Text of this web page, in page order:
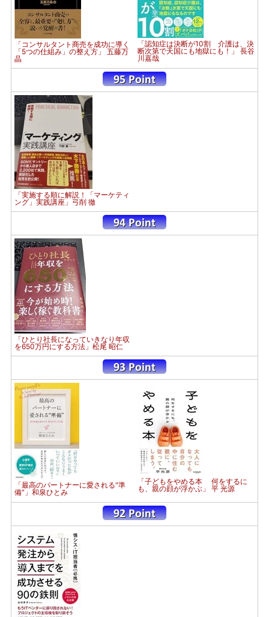
「コンサルタント商売を成功に導く
「5つの仕組み」の整え方」 五藤万
晶
「認知症は決断が10割 介護は、決
断次第で天国にも地獄にも！」 長谷
川嘉哉
「実施する順に解説！「マーケティ
ング」実践講座」弓削 徹
「ひとり社長になっていきなり年収
を650万円にする方法」松尾 昭仁
「最高のパートナーに愛される"準
備"」和泉ひとみ
「子どもをやめる本 何をするに
も、親の顔が浮かぶ」 平 光源